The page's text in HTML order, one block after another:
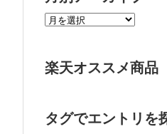
楽天オススメ商品
タグでエントリを